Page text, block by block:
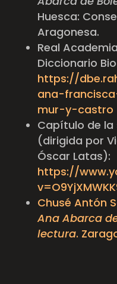
Huesca:
Aragonesa.
Real
Diccionario
https://
ana-
mur-y-castro
Capítulo de la
(dirigida por
Óscar Latas):
https://
Chusé Antón
Ana Abarca
lectura.